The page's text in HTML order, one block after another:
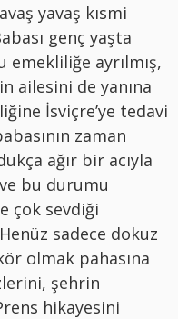
yavaş kısmi
genç yaşta
ayrılmış,
ailesini de yanına
İsviçre’ye tedavi
zaman
ağır bir acıyla
bu durumu
çok sevdiği
sadece dokuz
olmak pahasına
şehrin
hikayesini